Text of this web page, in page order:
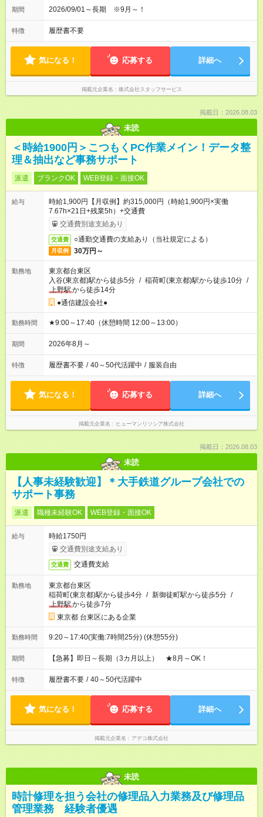
期間 2026/09/01～長期 ※9月～！
特徴 履歴書不要
気になる！ 応募する 詳細へ
掲載元企業名 株式会社スタッフサービス
掲載日：2026.08.03
未読
＜時給1900円＞こつもくPC作業メイン！データ整
理＆抽出など事務サポート
派遣 ブランクOK WEB登録・面接OK
給与
時給1,900円【月収例】約315,000円（時給1,900円×実働
7.67h×21日+残業5h）+交通費
交通費別途支給あり
交通費 ○通勤交通費の支給あり（当社規定による）
月収例 30万円～
勤務地
東京都台東区
入谷(東京都)駅から徒歩5分 / 稲荷町(東京都)駅から徒歩10分 /
上野駅から徒歩14分
●通信建設会社●
勤務時間 ★9:00～17:40（休憩時間 12:00～13:00）
期間 2026年8月～
特徴 履歴書不要 / 40～50代活躍中 / 服装自由
気になる！ 応募する 詳細へ
掲載元企業名 ヒューマンリソシア株式会社
掲載日：2026.08.03
未読
【人事未経験歓迎】＊大手鉄道グループ会社での
サポート事務
派遣 職種未経験OK WEB登録・面接OK
給与
時給1750円
交通費別途支給あり
交通費 交通費支給
勤務地
東京都台東区
稲荷町(東京都)駅から徒歩4分 / 新御徒町駅から徒歩5分 /
上野駅から徒歩7分
東京都 台東区にある企業
勤務時間 9:20～17:40(実働:7時間25分) (休憩55分)
期間 【急募】即日～長期（3カ月以上） ★8月～OK！
特徴 履歴書不要 / 40～50代活躍中
気になる！ 応募する 詳細へ
掲載元企業名 アデコ株式会社
未読
時計修理を担う会社の修理品入力業務及び修理品
管理業務 経験者優遇